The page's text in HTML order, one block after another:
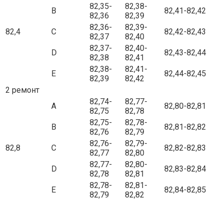
82,4
B
82,35-
82,36
82,38-
82,39
82,41-82,42
C
82,36-
82,37
82,39-
82,40
82,42-82,43
D
82,37-
82,38
82,40-
82,41
82,43-82,44
E
82,38-
82,39
82,41-
82,42
82,44-82,45
2 ремонт
82,8
A
82,74-
82,75
82,77-
82,78
82,80-82,81
B
82,75-
82,76
82,78-
82,79
82,81-82,82
C
82,76-
82,77
82,79-
82,80
82,82-82,83
D
82,77-
82,78
82,80-
82,81
82,83-82,84
E
82,78-
82,79
82,81-
82,82
82,84-82,85